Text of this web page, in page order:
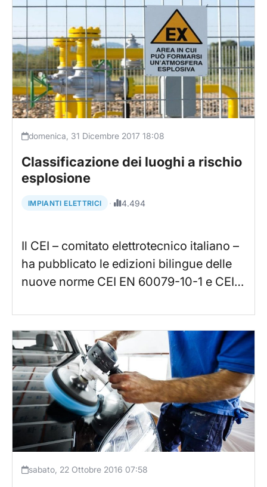
domenica, 31 Dicembre 2017 18:08
Classificazione dei luoghi a rischio
esplosione
IMPIANTI ELETTRICI · 4.494
Il CEI – comitato elettrotecnico italiano –
ha pubblicato le edizioni bilingue delle
nuove norme CEI EN 60079-10-1 e CEI…
sabato, 22 Ottobre 2016 07:58